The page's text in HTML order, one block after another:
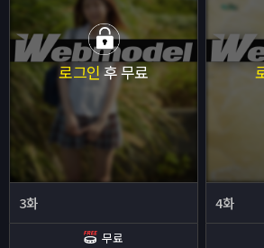
로그인후 무료
3화
무료
4화